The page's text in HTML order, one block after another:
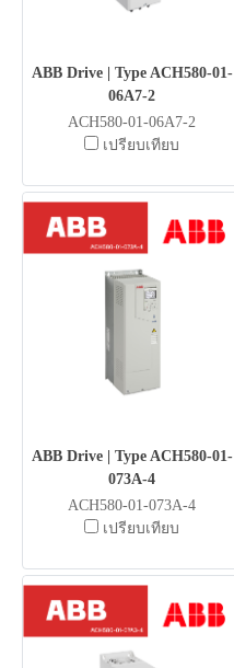
ABB Drive | Type ACH580-01-
06A7-2
ACH580-01-06A7-2
เปรียบเทียบ
ABB Drive | Type ACH580-01-
073A-4
ACH580-01-073A-4
เปรียบเทียบ